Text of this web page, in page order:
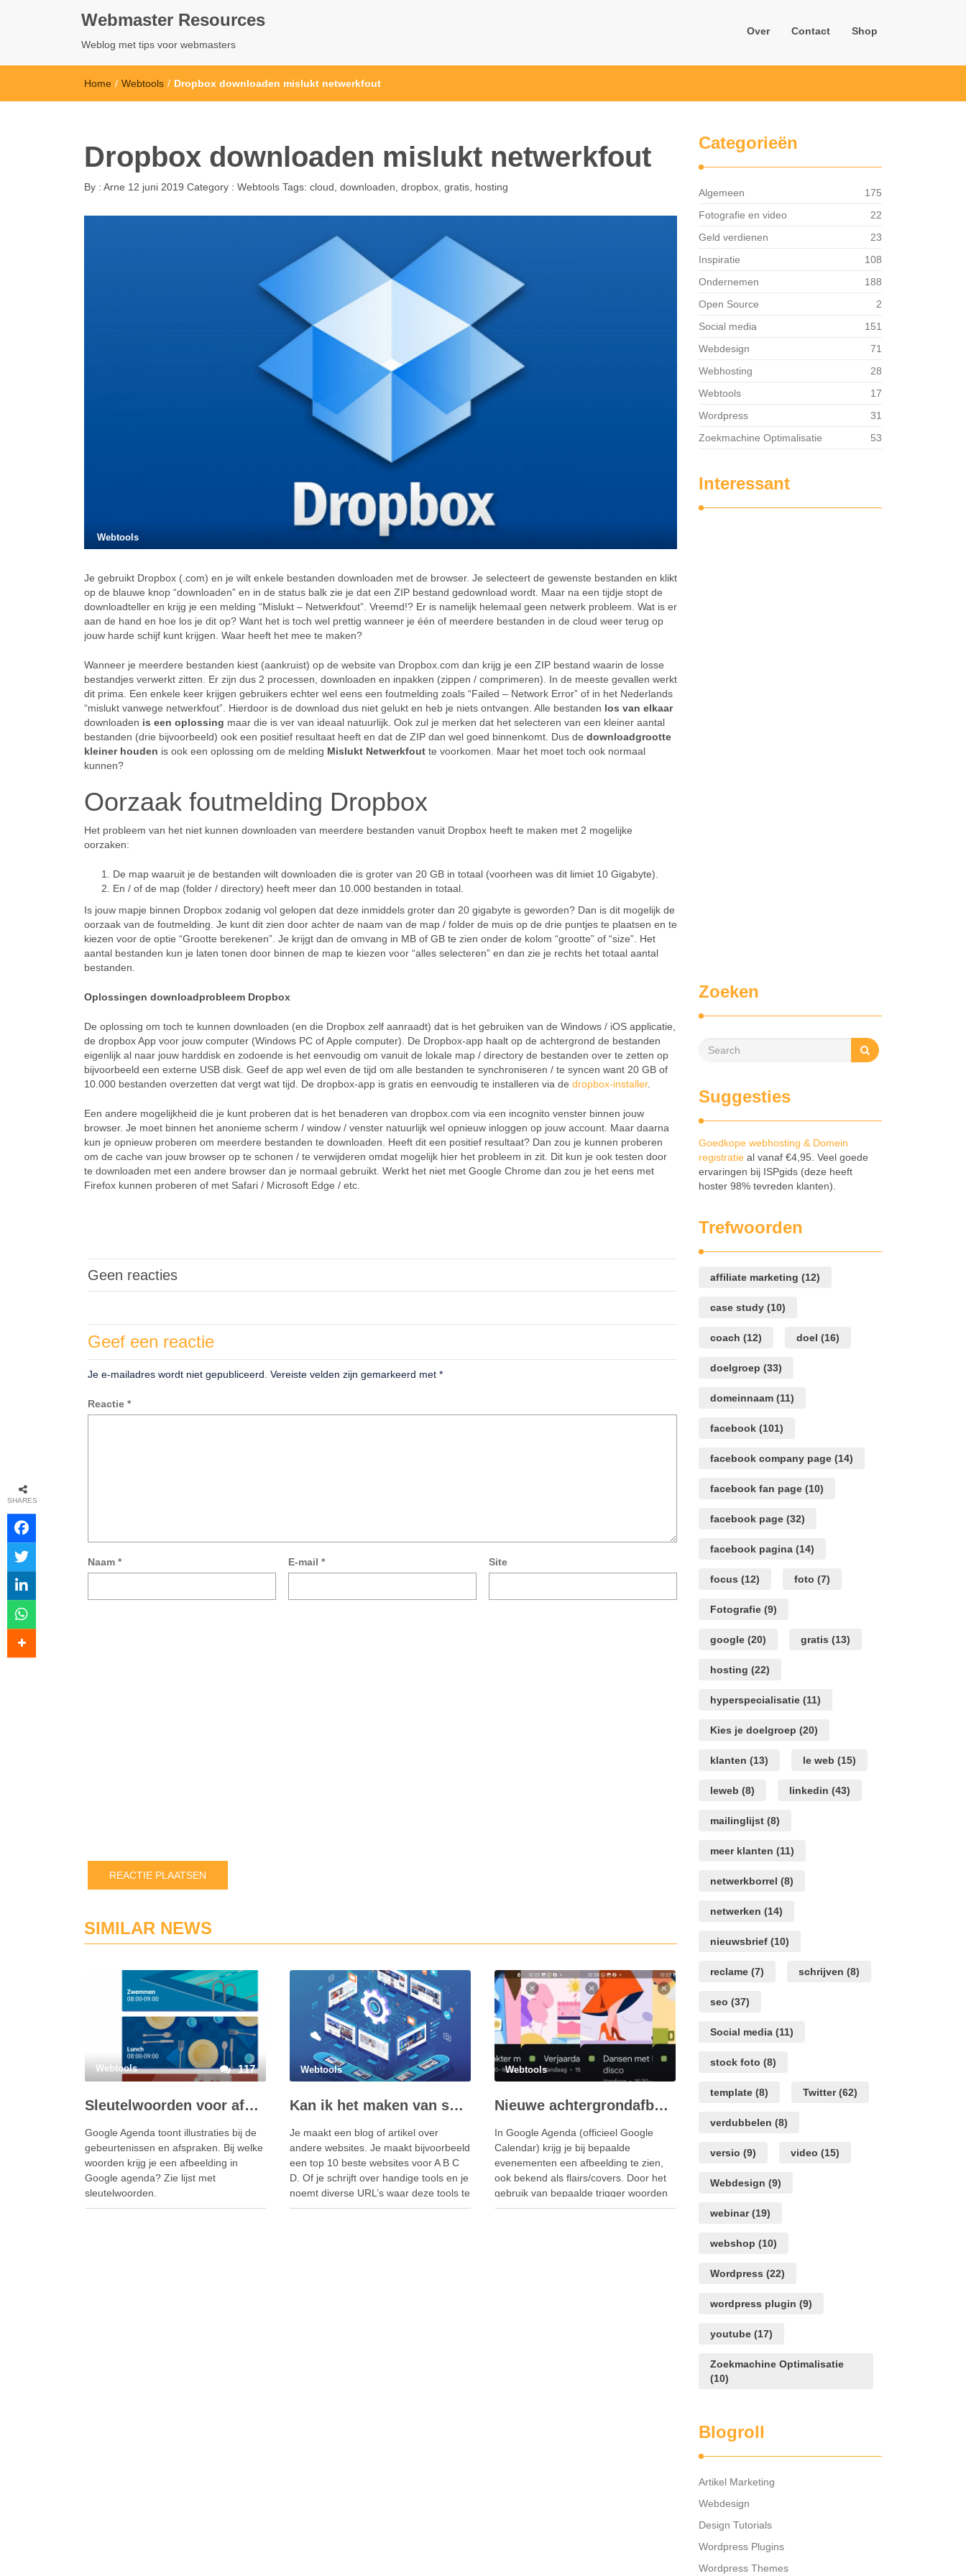
Webmaster Resources
Weblog met tips voor webmasters
Over Contact Shop
Home / Webtools / Dropbox downloaden mislukt netwerkfout
Dropbox downloaden mislukt netwerkfout
By : Arne 12 juni 2019 Category : Webtools Tags: cloud downloaden dropbox gratis hosting
Webtools
Je gebruikt Dropbox (.com) en je wilt enkele bestanden downloaden met de browser. Je selecteert de gewenste bestanden en klikt
op de blauwe knop “downloaden” en in de status balk zie je dat een ZIP bestand gedownload wordt. Maar na een tijdje stopt de
downloadteller en krijg je een melding “Mislukt – Netwerkfout”. Vreemd!? Er is namelijk helemaal geen netwerk probleem. Wat is er
aan de hand en hoe los je dit op? Want het is toch wel prettig wanneer je één of meerdere bestanden in de cloud weer terug op
jouw harde schijf kunt krijgen. Waar heeft het mee te maken?
Wanneer je meerdere bestanden kiest (aankruist) op de website van Dropbox.com dan krijg je een ZIP bestand waarin de losse
bestandjes verwerkt zitten. Er zijn dus 2 processen, downloaden en inpakken (zippen / comprimeren). In de meeste gevallen werkt
dit prima. Een enkele keer krijgen gebruikers echter wel eens een foutmelding zoals “Failed – Network Error” of in het Nederlands
“mislukt vanwege netwerkfout”. Hierdoor is de download dus niet gelukt en heb je niets ontvangen. Alle bestanden los van elkaar
downloaden is een oplossing maar die is ver van ideaal natuurlijk. Ook zul je merken dat het selecteren van een kleiner aantal
bestanden (drie bijvoorbeeld) ook een positief resultaat heeft en dat de ZIP dan wel goed binnenkomt. Dus de downloadgrootte
kleiner houden is ook een oplossing om de melding Mislukt Netwerkfout te voorkomen. Maar het moet toch ook normaal
kunnen?
Oorzaak foutmelding Dropbox
Het probleem van het niet kunnen downloaden van meerdere bestanden vanuit Dropbox heeft te maken met 2 mogelijke
oorzaken:
De map waaruit je de bestanden wilt downloaden die is groter van 20 GB in totaal (voorheen was dit limiet 10 Gigabyte).
En / of de map (folder / directory) heeft meer dan 10.000 bestanden in totaal.
Is jouw mapje binnen Dropbox zodanig vol gelopen dat deze inmiddels groter dan 20 gigabyte is geworden? Dan is dit mogelijk de
oorzaak van de foutmelding. Je kunt dit zien door achter de naam van de map / folder de muis op de drie puntjes te plaatsen en te
kiezen voor de optie “Grootte berekenen”. Je krijgt dan de omvang in MB of GB te zien onder de kolom “grootte” of “size”. Het
aantal bestanden kun je laten tonen door binnen de map te kiezen voor “alles selecteren” en dan zie je rechts het totaal aantal
bestanden.
Oplossingen downloadprobleem Dropbox
De oplossing om toch te kunnen downloaden (en die Dropbox zelf aanraadt) dat is het gebruiken van de Windows / iOS applicatie,
de dropbox App voor jouw computer (Windows PC of Apple computer). De Dropbox-app haalt op de achtergrond de bestanden
eigenlijk al naar jouw harddisk en zodoende is het eenvoudig om vanuit de lokale map / directory de bestanden over te zetten op
bijvoorbeeld een externe USB disk. Geef de app wel even de tijd om alle bestanden te synchroniseren / te syncen want 20 GB of
10.000 bestanden overzetten dat vergt wat tijd. De dropbox-app is gratis en eenvoudig te installeren via de dropbox-installer.
Een andere mogelijkheid die je kunt proberen dat is het benaderen van dropbox.com via een incognito venster binnen jouw
browser. Je moet binnen het anonieme scherm / window / venster natuurlijk wel opnieuw inloggen op jouw account. Maar daarna
kun je opnieuw proberen om meerdere bestanden te downloaden. Heeft dit een positief resultaat? Dan zou je kunnen proberen
om de cache van jouw browser op te schonen / te verwijderen omdat mogelijk hier het probleem in zit. Dit kun je ook testen door
te downloaden met een andere browser dan je normaal gebruikt. Werkt het niet met Google Chrome dan zou je het eens met
Firefox kunnen proberen of met Safari / Microsoft Edge / etc.
Geen reacties
Geef een reactie
Je e-mailadres wordt niet gepubliceerd. Vereiste velden zijn gemarkeerd met *
Reactie *
Naam * E-mail *
Site
Mijn
browser
SIMILAR NEWS
Webtools 117
Sleutelwoorden voor afbeelding in Google agenda
Google Agenda toont illustraties bij de
gebeurtenissen en afspraken. Bij welke
woorden krijg je een afbeelding in
Google agenda? Zie lijst met
sleutelwoorden.
Webtools
Kan ik het maken van screenshots automatiseren?
Je maakt een blog of artikel over
andere websites. Je maakt bijvoorbeeld
een top 10 beste websites voor A B C
D. Of je schrijft over handige tools en je
noemt diverse URL’s waar deze tools te
vinden zijn. Dan is het wel leuk om bij
Webtools
Nieuwe achtergrondafbeeldingen voor evenementen in Google Agenda
In Google Agenda (officieel Google
Calendar) krijg je bij bepaalde
evenementen een afbeelding te zien,
ook bekend als flairs/covers. Door het
gebruik van bepaalde trigger woorden
toont Google Calendar op jouw mobiel
Categorieën
Algemeen
175
Fotografie en video
22
Geld verdienen
23
Inspiratie
108
Ondernemen
188
Open Source
2
Social media
151
Webdesign
71
Webhosting
28
Webtools
17
Wordpress
31
Zoekmachine Optimalisatie
53
Interessant
Zoeken
Suggesties
Goedkope webhosting & Domein
registratie al vanaf €4,95. Veel goede
ervaringen bij ISPgids (deze heeft
hoster 98% tevreden klanten).
Trefwoorden
affiliate marketing (12)
case study (10)
coach (12) doel (16)
doelgroep (33)
domeinnaam (11)
facebook (101)
facebook company page (14)
facebook fan page (10)
facebook page (32)
facebook pagina (14)
focus (12) foto (7)
Fotografie (9)
google (20) gratis (13)
hosting (22)
hyperspecialisatie (11)
Kies je doelgroep (20)
klanten (13) le web (15)
leweb (8) linkedin (43)
mailinglijst (8)
meer klanten (11)
netwerkborrel (8)
netwerken (14)
nieuwsbrief (10)
reclame (7) schrijven (8)
seo (37)
Social media (11)
stock foto (8)
template (8) Twitter(62)
verdubbelen (8)
versio (9) video (15)
Webdesign (9)
webinar(19)
webshop (10)
Wordpress (22)
wordpress plugin (9)
youtube (17)
Zoekmachine Optimalisatie
(10)
Blogroll
Artikel Marketing
Webdesign
Design Tutorials
Wordpress Plugins
Wordpress Themes
SHARES